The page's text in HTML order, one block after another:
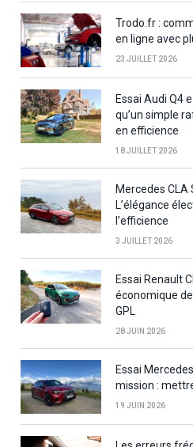
Trodo.fr :
en ligne avec
23 JUILLET 2026
Essai Audi Q4
qu’un simple
en efficience
18 JUILLET 2026
Mercedes CLA
L’élégance
l’efficience
3 JUILLET 2026
Essai Renault
économique
GPL
28 JUIN 2026
Essai
mission :
19 JUIN 2026